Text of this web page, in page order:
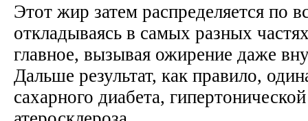
Этот жир затем распределяется по
откладываясь в самых разных
главное, вызывая ожирение даже
Дальше результат, как правило,
сахарного диабета,